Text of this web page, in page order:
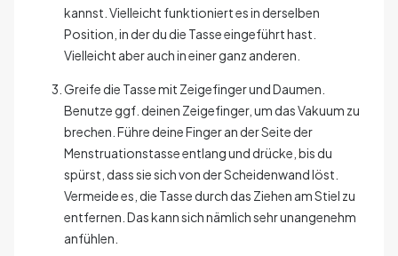
kannst. Vielleicht funktioniert es in derselben
Position, in der du die Tasse eingeführt hast.
Vielleicht aber auch in einer ganz anderen.
Greife die Tasse mit Zeigefinger und Daumen.
Benutze ggf. deinen Zeigefinger, um das Vakuum zu
brechen. Führe deine Finger an der Seite der
Menstruationstasse entlang und drücke, bis du
spürst, dass sie sich von der Scheidenwand löst.
Vermeide es, die Tasse durch das Ziehen am Stiel zu
entfernen. Das kann sich nämlich sehr unangenehm
anfühlen.